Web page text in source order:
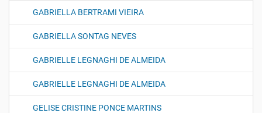
GABRIELLA BERTRAMI VIEIRA
GABRIELLA SONTAG NEVES
GABRIELLE LEGNAGHI DE ALMEIDA
GABRIELLE LEGNAGHI DE ALMEIDA
GELISE CRISTINE PONCE MARTINS